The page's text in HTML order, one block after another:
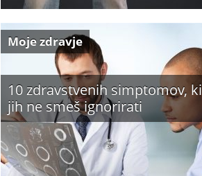
10 zdravstvenih simptomov, ki
jih ne smeš ignorirati
Moje zdravje